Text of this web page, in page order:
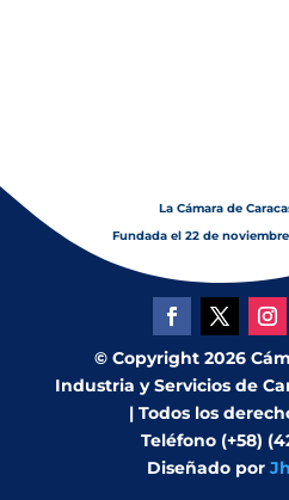
La Cámara de
Fundada el 22 de
© Copyright 2026
Industria y Servicios de
| Todos los
Teléfono (+58)
Diseñado por